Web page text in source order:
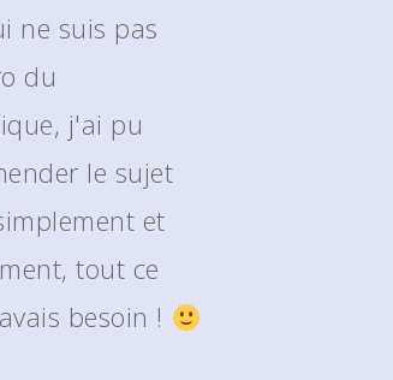
ne suis pas
du
j'ai pu
le sujet
et
tout ce
besoin !